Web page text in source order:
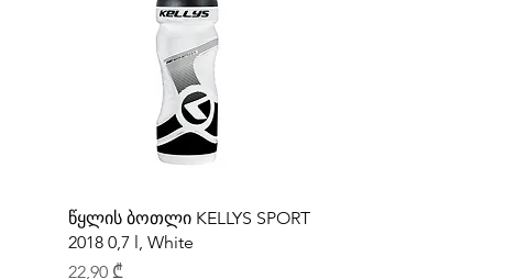
წყლის ბოთლი KELLYS SPORT
2018 0,7 l, White
Price
22,90 ₾